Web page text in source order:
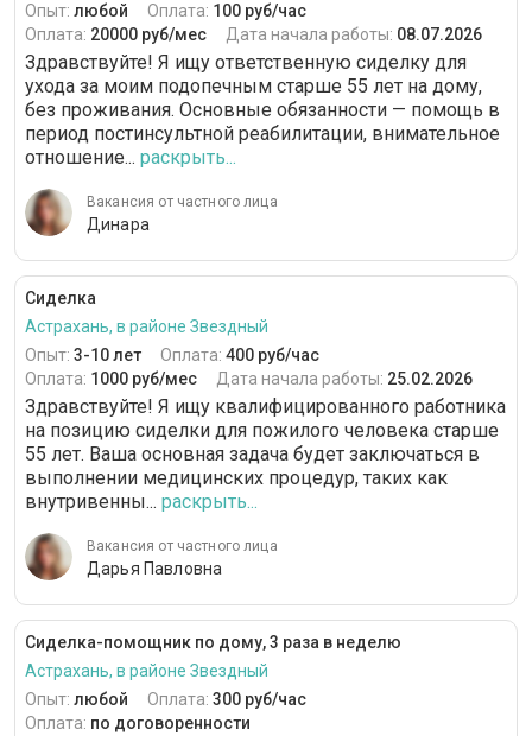
Опыт: любой Оплата: 100 руб/час
Оплата: 20000 руб/мес Дата начала работы: 08.07.2026
Здравствуйте! Я ищу ответственную сиделку для
ухода за моим подопечным старше 55 лет на дому,
без проживания. Основные обязанности — помощь в
период постинсультной реабилитации, внимательное
отношение... раскрыть...
Вакансия от частного лица
Динара
Сиделка
Астрахань, в районе Звездный
Опыт: 3-10 лет Оплата: 400 руб/час
Оплата: 1000 руб/мес Дата начала работы: 25.02.2026
Здравствуйте! Я ищу квалифицированного работника
на позицию сиделки для пожилого человека старше
55 лет. Ваша основная задача будет заключаться в
выполнении медицинских процедур, таких как
внутривенны... раскрыть...
Вакансия от частного лица
Дарья Павловна
Сиделка-помощник по дому, 3 раза в неделю
Астрахань, в районе Звездный
Опыт: любой Оплата: 300 руб/час
Оплата: по договоренности